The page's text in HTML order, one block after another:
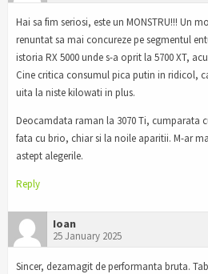
Hai sa fim seriosi, este un MONSTRU!!! Un
renuntat sa mai concureze pe segmentul
istoria RX 5000 unde s-a oprit la 5700 XT,
Cine critica consumul pica putin in ridicol,
uita la niste kilowati in plus.
Deocamdata raman la 3070 Ti, cumparata
fata cu brio, chiar si la noile aparitii. M-ar
astept alegerile.
Reply
Ioan
25 January 2025
Sincer, dezamagit de performanta bruta.